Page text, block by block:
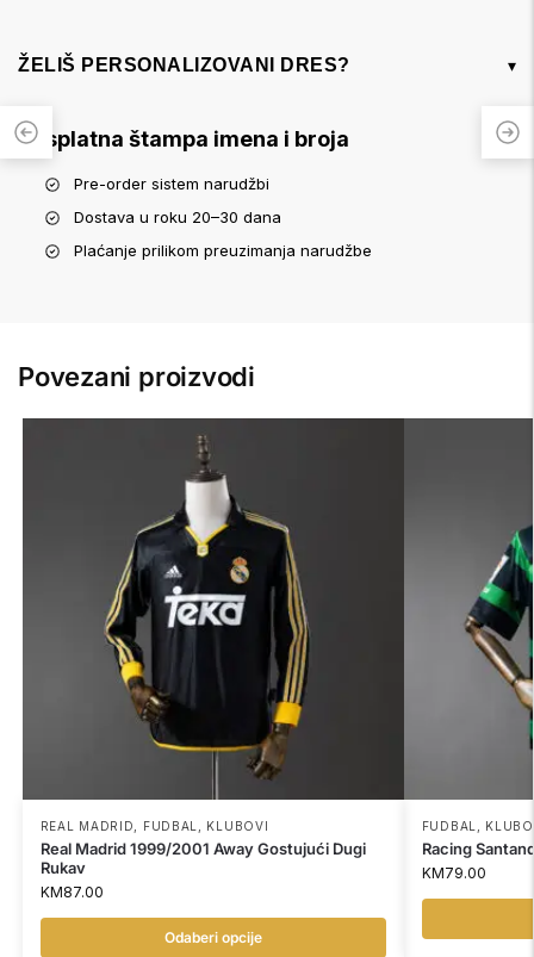
ŽELIŠ PERSONALIZOVANI DRES? ▾
Besplatna štampa imena i broja
Pre-order sistem narudžbi
Dostava u roku 20–30 dana
Plaćanje prilikom preuzimanja narudžbe
Povezani proizvodi
REAL MADRID FUDBAL KLUBOVI
Real Madrid 1999/2001 Away Gostujući Dugi
Rukav
KM87.00
Odaberi opcije
FUDBAL
Racing
KM79.00